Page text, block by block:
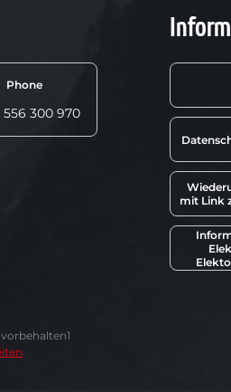
Phone
556 300 970
mit Link